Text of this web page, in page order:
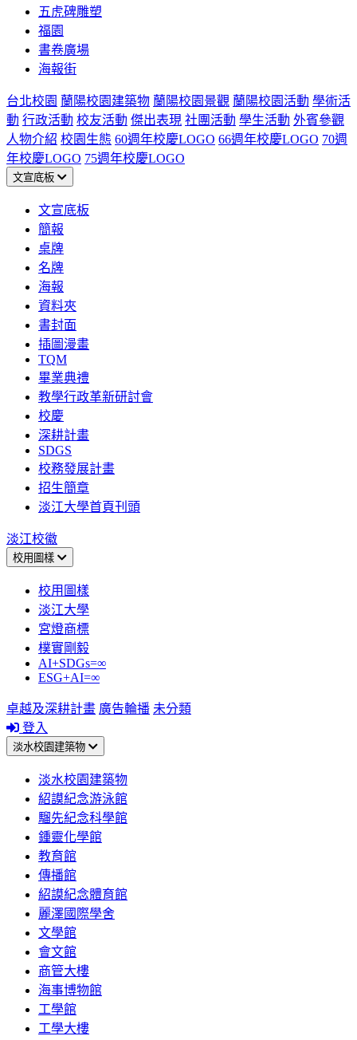
五虎碑雕塑
福園
書卷廣場
海報街
台北校園 蘭陽校園建築物 蘭陽校園景觀 蘭陽校園活動 學術活
動 行政活動 校友活動 傑出表現 社團活動 學生活動 外賓參觀
人物介紹 校園生態 60週年校慶LOGO 66週年校慶LOGO 70週
年校慶LOGO 75週年校慶LOGO
文宣底板
文宣底板
簡報
桌牌
名牌
海報
資料夾
書封面
插圖漫畫
TQM
畢業典禮
教學行政革新研討會
校慶
深耕計畫
SDGS
校務發展計畫
招生簡章
淡江大學首頁刊頭
淡江校徽
校用圖樣
校用圖樣
淡江大學
宮燈商標
樸實剛毅
AI+SDGs=∞
ESG+AI=∞
卓越及深耕計畫 廣告輪播 未分類
登入
淡水校園建築物
淡水校園建築物
紹謨紀念游泳館
騮先紀念科學館
鍾靈化學館
教育館
傳播館
紹謨紀念體育館
麗澤國際學舍
文學館
會文館
商管大樓
海事博物館
工學館
工學大樓